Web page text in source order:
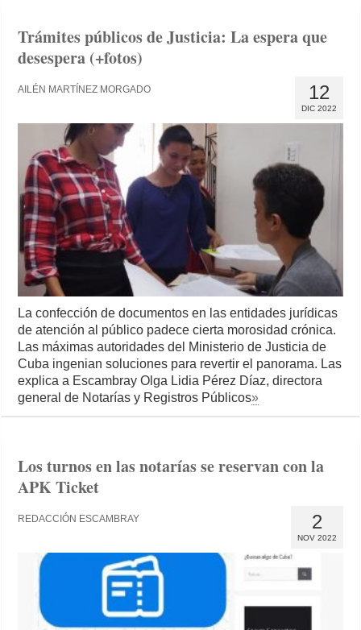
Trámites públicos de Justicia: La espera que
desespera (+fotos)
12
DIC 2022
AILÉN MARTÍNEZ MORGADO
La confección de documentos en las entidades jurídicas
de atención al público padece cierta morosidad crónica.
Las máximas autoridades del Ministerio de Justicia de
Cuba ingenian soluciones para revertir el panorama. Las
explica a Escambray Olga Lidia Pérez Díaz, directora
general de Notarías y Registros Públicos»
Los turnos en las notarías se reservan con la
APK Ticket
2
NOV 2022
REDACCIÓN ESCAMBRAY